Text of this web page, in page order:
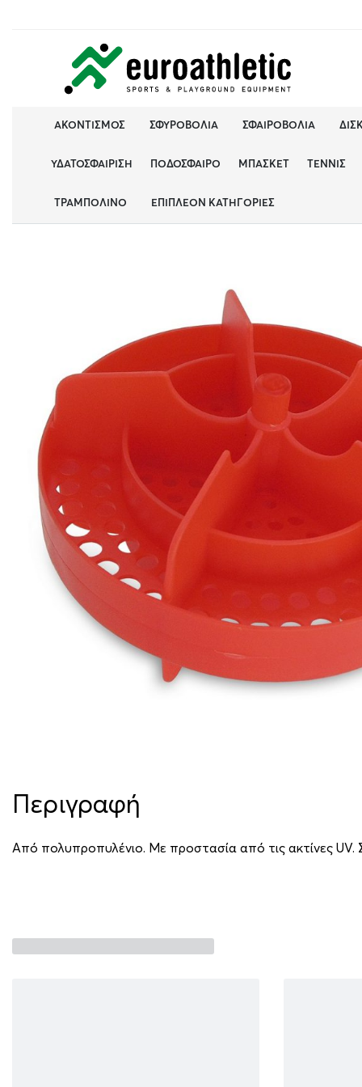
ΑΚΟΝΤΙΣΜΌΣ ΣΦΥΡΟΒΟΛΊΑ ΣΦΑΙΡΟΒΟΛΊΑ
ΥΔΑΤΟΣΦΑΊΡΙΣΗ ΠΟΔΌΣΦΑΙΡΟ ΜΠΆΣΚΕΤ ΤΈΝΝΙΣ
ΤΡΑΜΠΟΛΊΝΟ ΕΠΙΠΛΈΟΝ ΚΑΤΗΓΟΡΊΕΣ
Περιγραφή
Από πολυπροπυλένιο. Με προστασία από τις ακτίνες